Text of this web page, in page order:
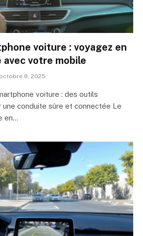
voiture : voyagez en
votre mobile
octobre 8, 2025
voiture : des outils
une conduite sûre et connectée Le
en…